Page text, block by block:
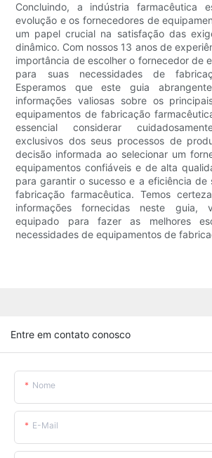
Concluindo, a indústria farmacêutica
evolução e os fornecedores de
um papel crucial na satisfação das
dinâmico. Com nossos 13 anos de
importância de escolher o fornecedor de
para suas necessidades de
Esperamos que este guia
informações valiosas sobre os
equipamentos de fabricação
essencial considerar
exclusivos dos seus processos de
decisão informada ao selecionar um
equipamentos confiáveis ​​e de alta
para garantir o sucesso e a eficiência de
fabricação farmacêutica. Temos
informações fornecidas neste guia,
equipado para fazer as melhores
necessidades de equipamentos de
Entre em contato conosco
Nome
E-Mail